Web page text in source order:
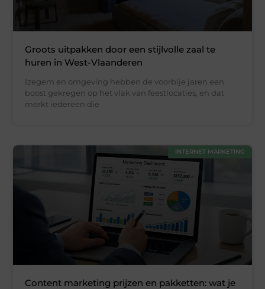
Groots uitpakken door een stijlvolle zaal te
huren in West-Vlaanderen
Izegem en omgeving hebben de voorbije jaren een
boost gekregen op het vlak van feestlocaties, en dat
merkt iedereen die
INTERNET MARKETING
Content marketing prijzen en pakketten: wat je